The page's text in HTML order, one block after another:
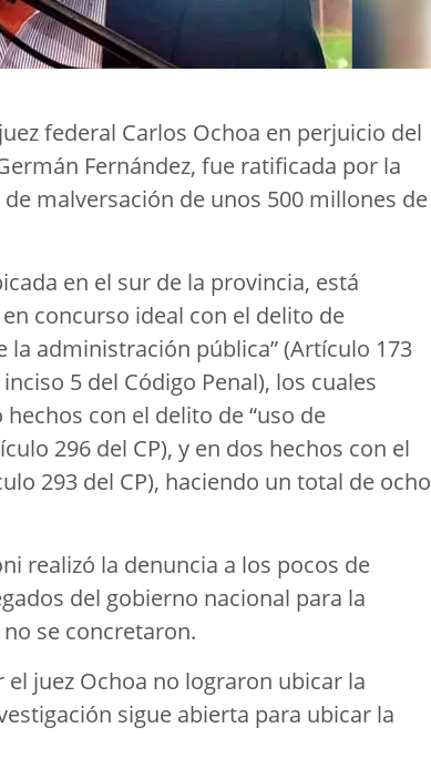
federal Carlos Ochoa en perjuicio del
Fernández, fue ratificada por la
malversación de unos 500 millones de
en el sur de la provincia, está
concurso ideal con el delito de
administración pública” (Artículo 173
5 del Código Penal), los cuales
con el delito de “uso de
296 del CP), y en dos hechos con el
293 del CP), haciendo un total de ocho
realizó la denuncia a los pocos de
del gobierno nacional para la
se concretaron.
juez Ochoa no lograron ubicar la
sigue abierta para ubicar la